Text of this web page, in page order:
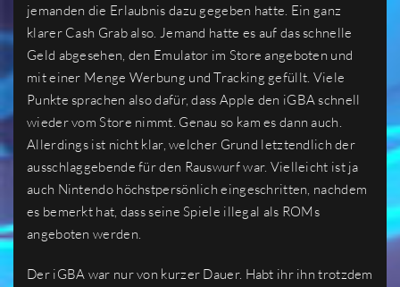
jemanden die Erlaubnis dazu gegeben hatte. Ein ganz
klarer Cash Grab also. Jemand hatte es auf das schnelle
Geld abgesehen, den Emulator im Store angeboten und
mit einer Menge Werbung und Tracking gefüllt. Viele
Punkte sprachen also dafür, dass Apple den iGBA schnell
wieder vom Store nimmt. Genau so kam es dann auch.
Allerdings ist nicht klar, welcher Grund letztendlich der
ausschlaggebende für den Rauswurf war. Vielleicht ist ja
auch Nintendo höchstpersönlich eingeschritten, nachdem
es bemerkt hat, dass seine Spiele illegal als ROMs
angeboten werden.
Der iGBA war nur von kurzer Dauer. Habt ihr ihn trotzdem